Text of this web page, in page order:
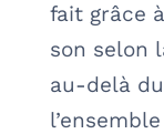
fait grâce
son selon
au-delà